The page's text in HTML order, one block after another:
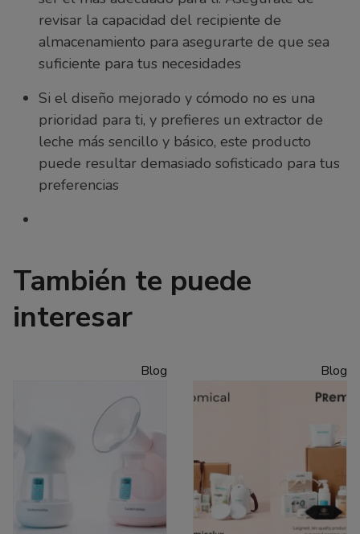
revisar la capacidad del recipiente de
almacenamiento para asegurarte de que sea
suficiente para tus necesidades
Si el diseño mejorado y cómodo no es una
prioridad para ti, y prefieres un extractor de
leche más sencillo y básico, este producto
puede resultar demasiado sofisticado para tus
preferencias
También te puede
interesar
Blog Blog